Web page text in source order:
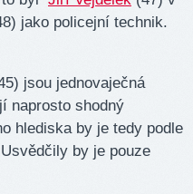
jako policejní technik.
jsou jednovaječná
naprosto shodný
hlediska by je tedy podle
by je pouze